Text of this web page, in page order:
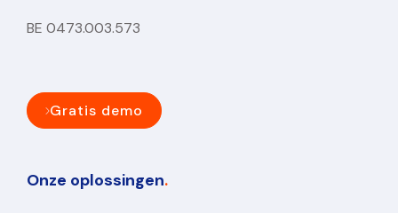
BE 0473.003.573
Gratis demo
Onze oplossingen.